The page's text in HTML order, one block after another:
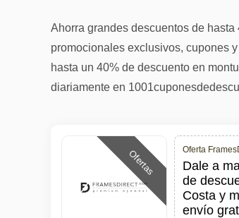
Ahorra grandes descuentos de
promocionales exclusivos, cupones
hasta un 40% de descuento en
diariamente en
Ofertas Oferta
Dale a
de
Costa y
envío